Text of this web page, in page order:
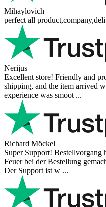
Mihaylovich
perfect all
Nerijus
Excellent store! Friendly and
shipping, and the item arrived
experience was smoot ...
Richard Möckel
Super Support! Bestellvorgang
Feuer bei der Bestellung
Der Support ist w ...